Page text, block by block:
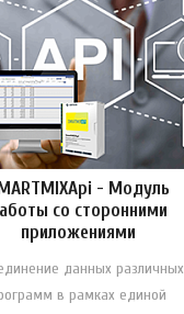
- Модуль
со сторонними
приложениями
данных различных
в рамках единой